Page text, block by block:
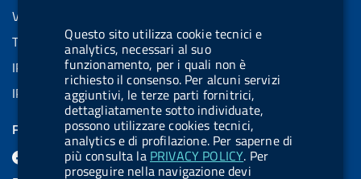
Questo sito utilizza cookie tecnici e
analytics, necessari al suo
funzionamento, per i quali non è
richiesto il consenso. Per alcuni servizi
aggiuntivi, le terze parti fornitrici,
dettagliatamente sotto individuate,
possono utilizzare cookies tecnici,
analytics e di profilazione. Per saperne di
più consulta la PRIVACY POLICY. Per
proseguire nella navigazione devi
VAT number: 08703841000
Tax code: 97345810580
IPA AIFA code: aifa_rm
IPA UCB code: UFE1TR
FOLLOW US ON
l
B
Y L